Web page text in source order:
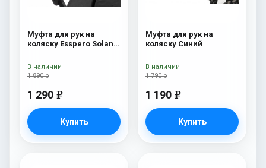
Муфта для рук на
коляску Esspero Solana
Deep Ocean
1 890 р
1 290 e
Купить
В наличии
Муфта для рук на
коляску Синий
1 790 р
1 190 e
Купить
В наличии